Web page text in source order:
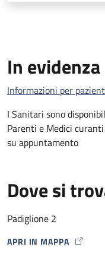
In evidenza
Informazioni per
I Sanitari sono
Parenti e Medici
su appuntamento
Dove si
Padiglione 2
APRI IN MAPPA
MAP ICON